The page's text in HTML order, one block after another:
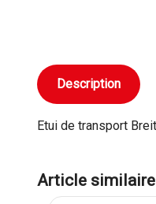
Description
Etui de transport
Article